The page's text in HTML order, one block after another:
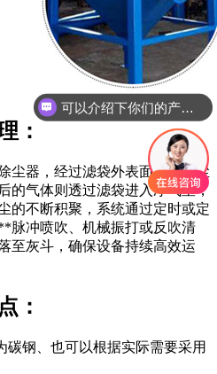
：
尘器，经过滤袋外表面时，粉尘
的气体则透过滤袋进入净气室，
的不断积聚，系统通过定时或定
脉冲喷吹、机械振打或反吹清
至灰斗，确保设备持续高效运
：
碳钢、也可以根据实际需要采用
可以介绍下你们的产品么
你们是怎么收费的呢